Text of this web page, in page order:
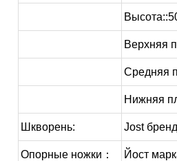
Верхняя
Средняя
Нижняя
Шкворень: Jost
Опорные ножки： Йост